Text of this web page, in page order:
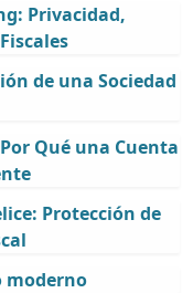
Privacidad,
de una Sociedad
Qué una Cuenta
Protección de
moderno